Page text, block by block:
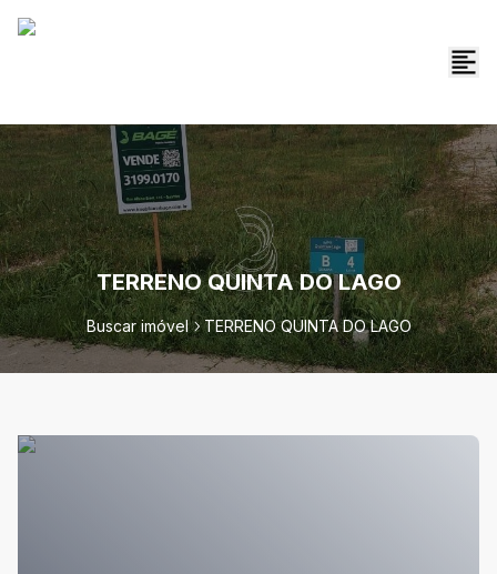
TERRENO QUINTA DO LAGO
Buscar imóvel TERRENO QUINTA DO LAGO